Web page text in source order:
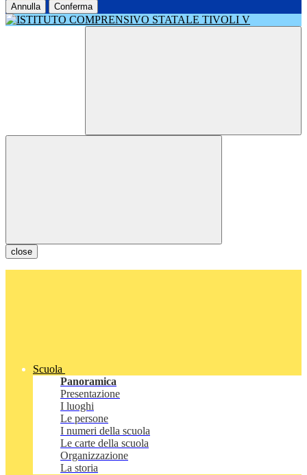
Annulla Conferma
close
Scuola
Panoramica
Presentazione
I luoghi
Le persone
I numeri della scuola
Le carte della scuola
Organizzazione
La storia